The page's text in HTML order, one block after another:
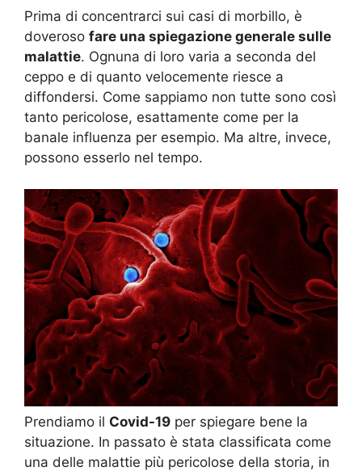
Prima di concentrarci sui casi di morbillo, è
doveroso fare una spiegazione generale sulle
malattie. Ognuna di loro varia a seconda del
ceppo e di quanto velocemente riesce a
diffondersi. Come sappiamo non tutte sono così
tanto pericolose, esattamente come per la
banale influenza per esempio. Ma altre, invece,
possono esserlo nel tempo.
Prendiamo il Covid-19 per spiegare bene la
situazione. In passato è stata classificata come
una delle malattie più pericolose della storia, in